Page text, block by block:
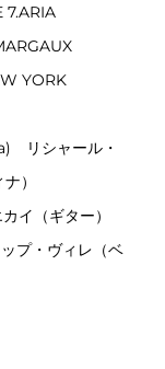
7.ARIA
YORK
リシャール・
）
イ（ギター）
プ・ヴィレ（ベ